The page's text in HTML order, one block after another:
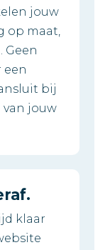
jouw
op maat,
Geen
een
bij
van jouw
klaar